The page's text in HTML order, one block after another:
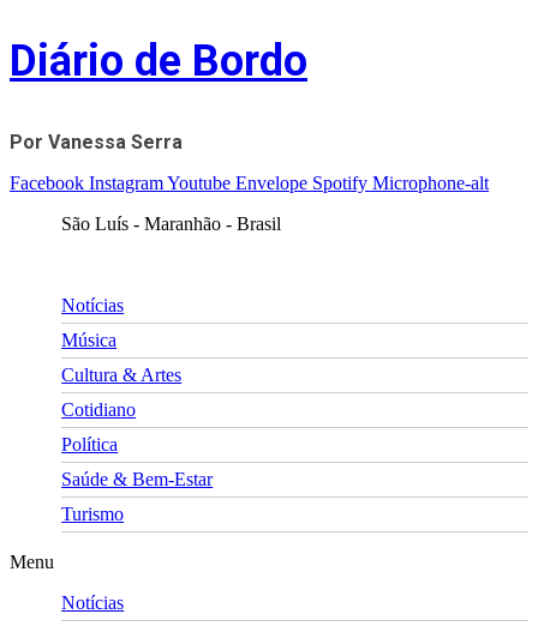
Skip
to
content
Diário de Bordo
Por Vanessa Serra
Facebook InstagramYoutube Envelope Spotify Microphone-alt
São Luís - Maranhão - Brasil
Notícias
Música
Cultura & Artes
Cotidiano
Política
Saúde & Bem-Estar
Turismo
Menu
Notícias